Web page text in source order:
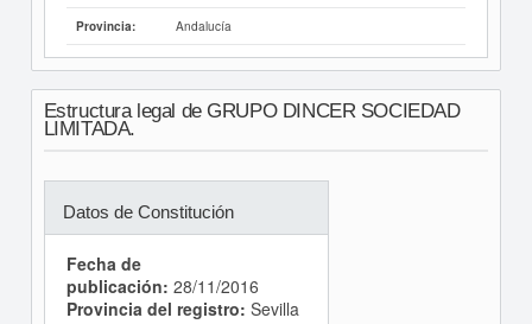
Provincia: Andalucía
Estructura legal de GRUPO DINCER SOCIEDAD
LIMITADA.
Datos de Constitución
Fecha de
publicación: 28/11/2016
Provincia del registro: Sevilla